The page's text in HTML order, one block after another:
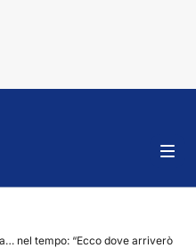
nel tempo: “Ecco dove arriverò